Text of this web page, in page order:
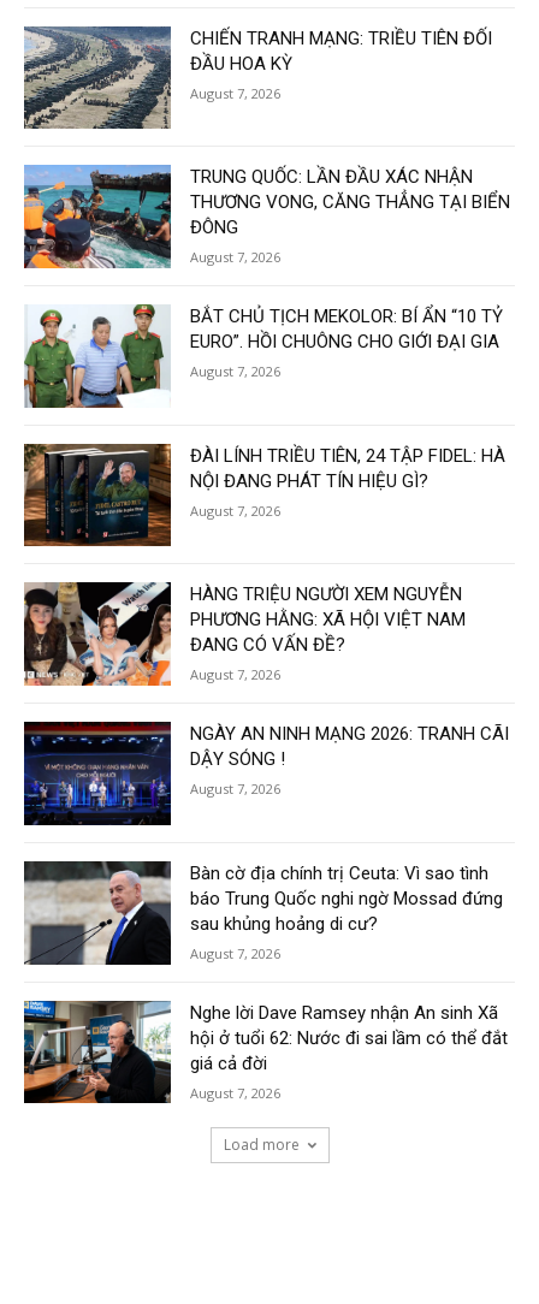
CHIẾN TRANH MẠNG: TRIỀU TIÊN ĐỐI
ĐẦU HOA KỲ
August 7, 2026
TRUNG QUỐC: LẦN ĐẦU XÁC NHẬN
THƯƠNG VONG, CĂNG THẲNG TẠI BIỂN
ĐÔNG
August 7, 2026
BẮT CHỦ TỊCH MEKOLOR: BÍ ẨN “10 TỶ
EURO”. HỒI CHUÔNG CHO GIỚI ĐẠI GIA
August 7, 2026
ĐÀI LÍNH TRIỀU TIÊN, 24 TẬP FIDEL: HÀ
NỘI ĐANG PHÁT TÍN HIỆU GÌ?
August 7, 2026
HÀNG TRIỆU NGƯỜI XEM NGUYỄN
PHƯƠNG HẰNG: XÃ HỘI VIỆT NAM
ĐANG CÓ VẤN ĐỀ?
August 7, 2026
NGÀY AN NINH MẠNG 2026: TRANH CÃI
DẬY SÓNG !
August 7, 2026
Bàn cờ địa chính trị Ceuta: Vì sao tình
báo Trung Quốc nghi ngờ Mossad đứng
sau khủng hoảng di cư?
August 7, 2026
Nghe lời Dave Ramsey nhận An sinh Xã
hội ở tuổi 62: Nước đi sai lầm có thể đắt
giá cả đời
August 7, 2026
Load more